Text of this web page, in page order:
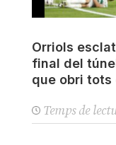
Orriols
final del
que obri tots
Temps de